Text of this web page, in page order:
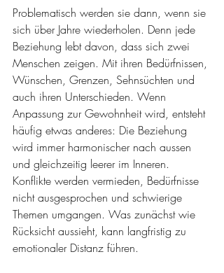
Problematisch werden sie dann, wenn sie
sich über Jahre wiederholen. Denn jede
Beziehung lebt davon, dass sich zwei
Menschen zeigen. Mit ihren Bedürfnissen,
Wünschen, Grenzen, Sehnsüchten und
auch ihren Unterschieden. Wenn
Anpassung zur Gewohnheit wird, entsteht
häufig etwas anderes: Die Beziehung
wird immer harmonischer nach aussen
und gleichzeitig leerer im Inneren.
Konflikte werden vermieden, Bedürfnisse
nicht ausgesprochen und schwierige
Themen umgangen. Was zunächst wie
Rücksicht aussieht, kann langfristig zu
emotionaler Distanz führen.